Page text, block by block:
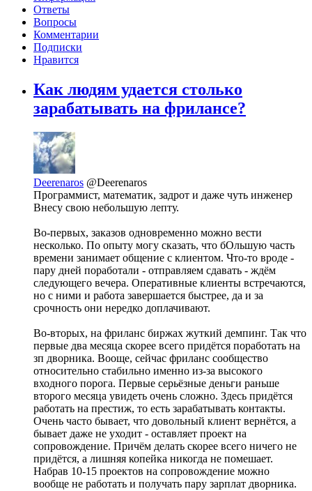
Ответы
Вопросы
Комментарии
Подписки
Нравится
Как людям удается столько
зарабатывать на фрилансе?
Deerenaros @Deerenaros
Программист, математик, задрот и даже чуть инженер
Внесу свою небольшую лепту.
Во-первых, заказов одновременно можно вести
несколько. По опыту могу сказать, что бОльшую часть
времени занимает общение с клиентом. Что-то вроде -
пару дней поработали - отправляем сдавать - ждём
следующего вечера. Оперативные клиенты встречаются,
но с ними и работа завершается быстрее, да и за
срочность они нередко доплачивают.
Во-вторых, на фриланс биржах жуткий демпинг. Так что
первые два месяца скорее всего придётся поработать на
зп дворника. Вооще, сейчас фриланс сообщество
относительно стабильно именно из-за высокого
входного порога. Первые серьёзные деньги раньше
второго месяца увидеть очень сложно. Здесь придётся
работать на престиж, то есть зарабатывать контакты.
Очень часто бывает, что довольный клиент вернётся, а
бывает даже не уходит - оставляет проект на
сопровождение. Причём делать скорее всего ничего не
придётся, а лишняя копейка никогда не помешает.
Набрав 10-15 проектов на сопровождение можно
вообще не работать и получать пару зарплат дворника.